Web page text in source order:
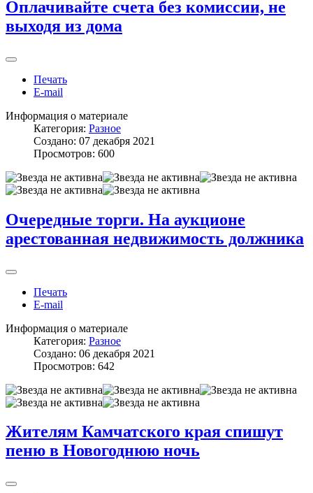
Оплачивайте счета без комиссии, не
выходя из дома
Печать
E-mail
Информация о материале
Категория: Разное
Создано: 07 декабря 2021
Просмотров: 600
Очередные торги. На аукционе
арестованная недвижимость должника
Печать
E-mail
Информация о материале
Категория: Разное
Создано: 06 декабря 2021
Просмотров: 642
Жителям Камчатского края спишут
пеню в Новогоднюю ночь